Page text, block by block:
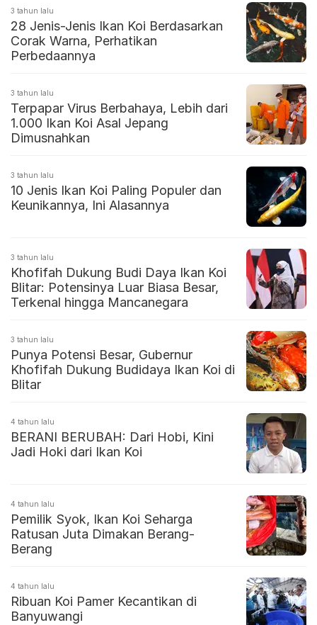
3 tahun lalu
28 Jenis-Jenis Ikan Koi Berdasarkan
Corak Warna, Perhatikan
Perbedaannya
3 tahun lalu
Terpapar Virus Berbahaya, Lebih dari
1.000 Ikan Koi Asal Jepang
Dimusnahkan
3 tahun lalu
10 Jenis Ikan Koi Paling Populer dan
Keunikannya, Ini Alasannya
3 tahun lalu
Khofifah Dukung Budi Daya Ikan Koi
Blitar: Potensinya Luar Biasa Besar,
Terkenal hingga Mancanegara
3 tahun lalu
Punya Potensi Besar, Gubernur
Khofifah Dukung Budidaya Ikan Koi di
Blitar
4 tahun lalu
BERANI BERUBAH: Dari Hobi, Kini
Jadi Hoki dari Ikan Koi
4 tahun lalu
Pemilik Syok, Ikan Koi Seharga
Ratusan Juta Dimakan Berang-
Berang
4 tahun lalu
Ribuan Koi Pamer Kecantikan di
Banyuwangi